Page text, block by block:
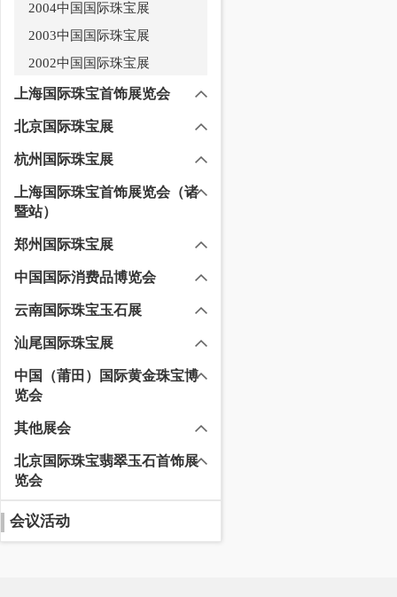
2004中国国际珠宝展
2003中国国际珠宝展
2002中国国际珠宝展
上海国际珠宝首饰展览会
北京国际珠宝展
杭州国际珠宝展
上海国际珠宝首饰展览会（诸
暨站）
郑州国际珠宝展
中国国际消费品博览会
云南国际珠宝玉石展
汕尾国际珠宝展
中国（莆田）国际黄金珠宝博
览会
其他展会
北京国际珠宝翡翠玉石首饰展
览会
会议活动